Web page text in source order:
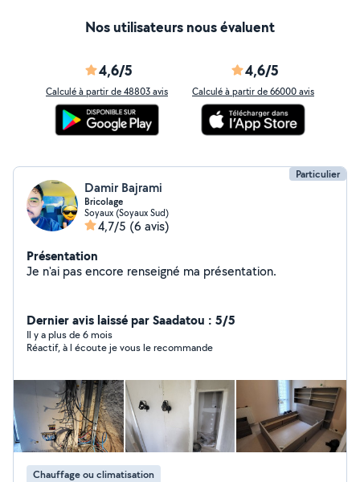
Nos utilisateurs nous évaluent
4,6/5
Calculé à partir de 48803 avis
4,6/5
Calculé à partir de 66000 avis
Particulier
Damir Bajrami
Bricolage
Soyaux (Soyaux Sud)
4,7/5 (6 avis)
Présentation
Je n'ai pas encore renseigné ma présentation.
Dernier avis laissé par Saadatou : 5/5
Il y a plus de 6 mois
Réactif, à l écoute je vous le recommande
Chauffage ou climatisation